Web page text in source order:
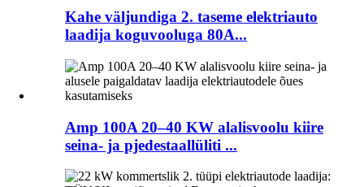
Kahe väljundiga 2. taseme elektriauto
laadija koguvooluga 80A...
Amp 100A 20–40 KW alalisvoolu kiire
seina- ja pjedestaallüliti ...